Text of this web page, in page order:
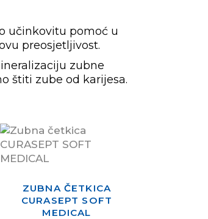
učinkovitu pomoć u
preosjetljivost.
zubne
štiti zube od karijesa.
ZUBNA ČETKICA
CURASEPT SOFT
MEDICAL